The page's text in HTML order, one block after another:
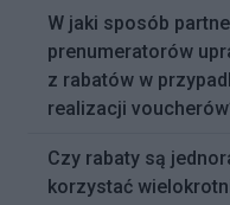
W jaki sposób
prenumeratorów
z rabatów w
realizacji
Czy rabaty są
korzystać